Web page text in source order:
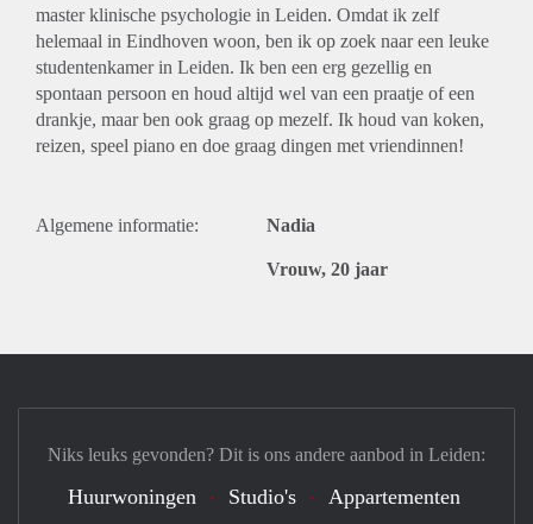
master klinische psychologie in Leiden. Omdat ik zelf
helemaal in Eindhoven woon, ben ik op zoek naar een leuke
studentenkamer in Leiden. Ik ben een erg gezellig en
spontaan persoon en houd altijd wel van een praatje of een
drankje, maar ben ook graag op mezelf. Ik houd van koken,
reizen, speel piano en doe graag dingen met vriendinnen!
Algemene informatie: Nadia
Vrouw, 20 jaar
Niks leuks gevonden? Dit is ons andere aanbod in Leiden:
Huurwoningen Studio's Appartementen